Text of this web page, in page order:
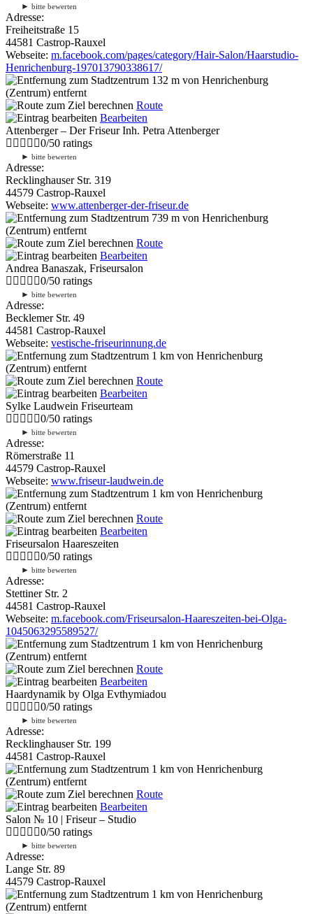
► bitte bewerten
Adresse:
Freiheitstraße 15
44581 Castrop-Rauxel
Webseite: m.facebook.com/pages/category/Hair-Salon/Haarstudio-
Henrichenburg-197013790338617/
132 m von Henrichenburg
(Zentrum) entfernt
Route
Bearbeiten
Attenberger – Der Friseur Inh. Petra Attenberger
0/50 ratings
► bitte bewerten
Adresse:
Recklinghauser Str. 319
44579 Castrop-Rauxel
Webseite: www.attenberger-der-friseur.de
739 m von Henrichenburg
(Zentrum) entfernt
Route
Bearbeiten
Andrea Banaszak, Friseursalon
0/50 ratings
► bitte bewerten
Adresse:
Becklemer Str. 49
44581 Castrop-Rauxel
Webseite: vestische-friseurinnung.de
1 km von Henrichenburg
(Zentrum) entfernt
Route
Bearbeiten
Sylke Laudwein Friseurteam
0/50 ratings
► bitte bewerten
Adresse:
Römerstraße 11
44579 Castrop-Rauxel
Webseite: www.friseur-laudwein.de
1 km von Henrichenburg
(Zentrum) entfernt
Route
Bearbeiten
Friseursalon Haareszeiten
0/50 ratings
► bitte bewerten
Adresse:
Stettiner Str. 2
44581 Castrop-Rauxel
Webseite: m.facebook.com/Friseursalon-Haareszeiten-bei-Olga-
1045063295589527/
1 km von Henrichenburg
(Zentrum) entfernt
Route
Bearbeiten
Haardynamik by Olga Evthymiadou
0/50 ratings
► bitte bewerten
Adresse:
Recklinghauser Str. 199
44581 Castrop-Rauxel
1 km von Henrichenburg
(Zentrum) entfernt
Route
Bearbeiten
Salon № 10 | Friseur – Studio
0/50 ratings
► bitte bewerten
Adresse:
Lange Str. 89
44579 Castrop-Rauxel
1 km von Henrichenburg
(Zentrum) entfernt